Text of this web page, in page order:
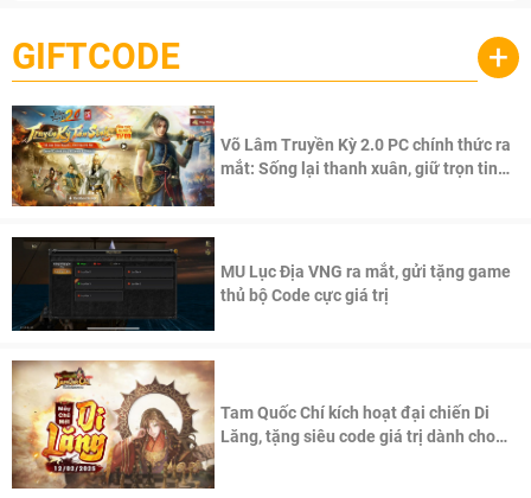
GIFTCODE +
Võ Lâm Truyền Kỳ 2.0 PC chính thức ra
mắt: Sống lại thanh xuân, giữ trọn tinh
MU Lục Địa VNG ra mắt, gửi tặng game
thủ bộ Code cực giá trị
Tam Quốc Chí kích hoạt đại chiến Di
Lăng, tặng siêu code giá trị dành cho